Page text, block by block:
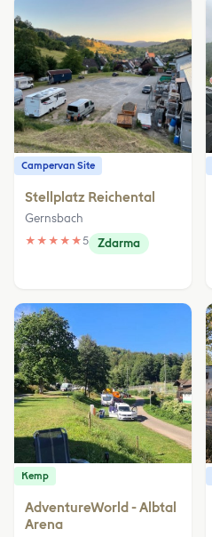
Campervan Site
Stellplatz Reichental
Gernsbach
★ ★ ★ ★ ★5 Zdarma
Kemp
AdventureWorld - Albtal
Arena